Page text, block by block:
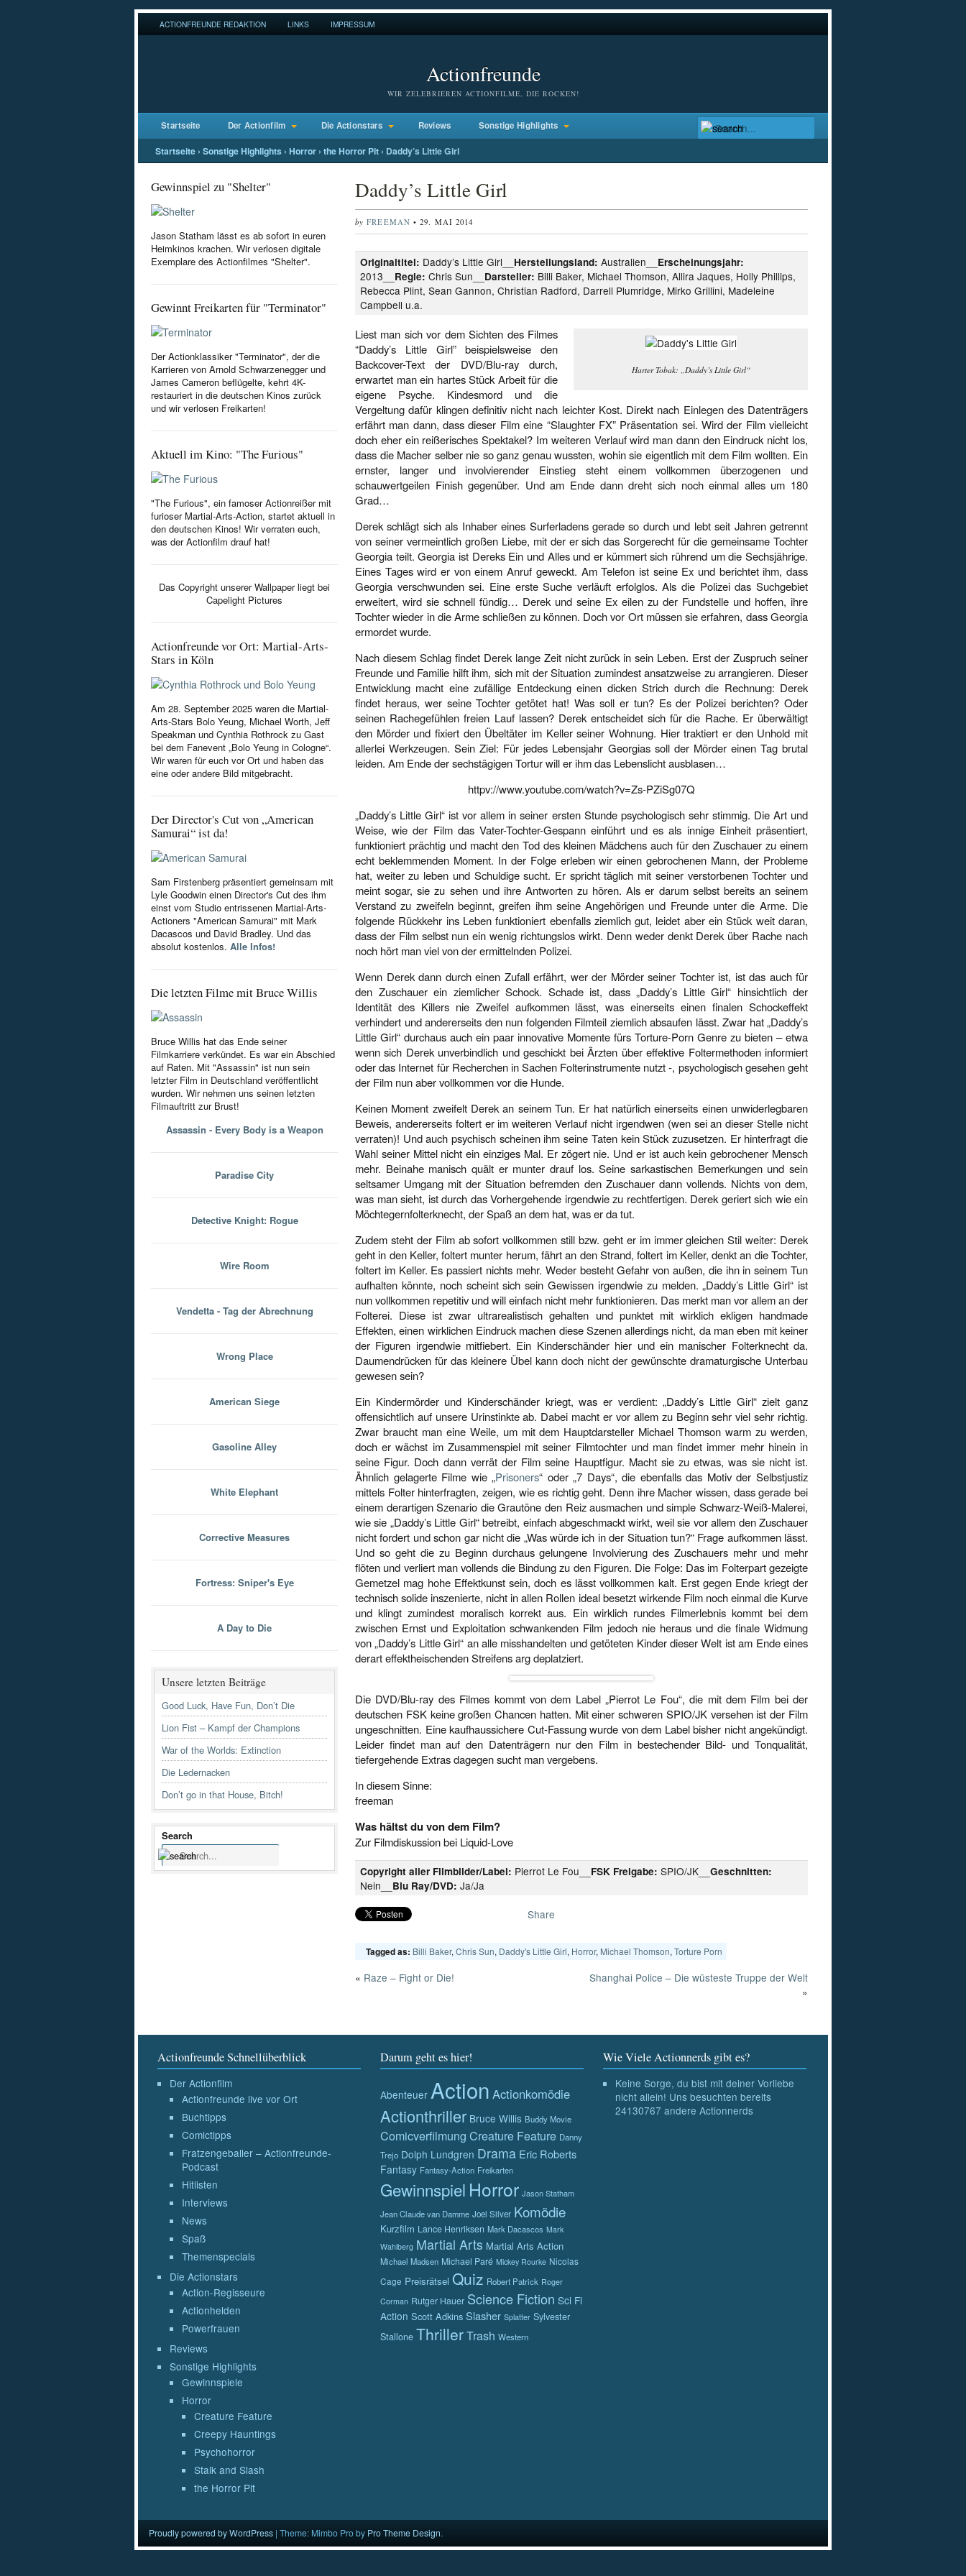
ACTIONFREUNDE REDAKTION LINKS IMPRESSUM
Actionfreunde
WIR ZELEBRIEREN ACTIONFILME, DIE ROCKEN!
Startseite Der Actionfilm Die Actionstars Reviews Sonstige Highlights
Startseite › Sonstige Highlights › Horror › the Horror Pit › Daddy’s Little Girl
Gewinnspiel zu "Shelter"
Jason Statham lässt es ab sofort in euren
Heimkinos krachen. Wir verlosen digitale
Exemplare des Actionfilmes "Shelter".
Gewinnt Freikarten für "Terminator"
Der Actionklassiker "Terminator", der die
Karrieren von Arnold Schwarzenegger und
James Cameron beflügelte, kehrt 4K-
restauriert in die deutschen Kinos zurück
und wir verlosen Freikarten!
Aktuell im Kino: "The Furious"
"The Furious", ein famoser Actionreißer mit
furioser Martial-Arts-Action, startet aktuell in
den deutschen Kinos! Wir verraten euch,
was der Actionfilm drauf hat!
Das Copyright unserer Wallpaper liegt bei
Capelight Pictures
Actionfreunde vor Ort: Martial-Arts-
Stars in Köln
Am 28. September 2025 waren die Martial-
Arts-Stars Bolo Yeung, Michael Worth, Jeff
Speakman und Cynthia Rothrock zu Gast
bei dem Fanevent „Bolo Yeung in Cologne“.
Wir waren für euch vor Ort und haben das
eine oder andere Bild mitgebracht.
Der Director's Cut von „American
Samurai“ ist da!
Sam Firstenberg präsentiert gemeinsam mit
Lyle Goodwin einen Director's Cut des ihm
einst vom Studio entrissenen Martial-Arts-
Actioners "American Samurai" mit Mark
Dacascos und David Bradley. Und das
absolut kostenlos. Alle Infos!
Die letzten Filme mit Bruce Willis
Bruce Willis hat das Ende seiner
Filmkarriere verkündet. Es war ein Abschied
auf Raten. Mit "Assassin" ist nun sein
letzter Film in Deutschland veröffentlicht
wurden. Wir nehmen uns seinen letzten
Filmauftritt zur Brust!
Assassin - Every Body is a Weapon
Paradise City
Detective Knight: Rogue
Wire Room
Vendetta - Tag der Abrechnung
Wrong Place
American Siege
Gasoline Alley
White Elephant
Corrective Measures
Fortress: Sniper's Eye
A Day to Die
Unsere letzten Beiträge
Good Luck, Have Fun, Don’t Die
Lion Fist – Kampf der Champions
War of the Worlds: Extinction
Die Ledernacken
Don’t go in that House, Bitch!
Search
Daddy’s Little Girl
by FREEMAN • 29. MAI 2014
Originaltitel: Daddy’s Little Girl__ Herstellungsland: Australien__ Erscheinungsjahr:
2013__ Regie: Chris Sun__ Darsteller: Billi Baker, Michael Thomson, Allira Jaques, Holly Phillips,
Rebecca Plint, Sean Gannon, Christian Radford, Darrell Plumridge, Mirko Grillini, Madeleine
Campbell u.a.
Harter Tobak: „Daddy’s Little Girl“
Liest man sich vor dem Sichten des Filmes
“Daddy’s Little Girl” beispielsweise den
Backcover-Text der DVD/Blu-ray durch,
erwartet man ein hartes Stück Arbeit für die
eigene Psyche. Kindesmord und die
Vergeltung dafür klingen definitiv nicht nach leichter Kost. Direkt nach Einlegen des Datenträgers
erfährt man dann, dass dieser Film eine “Slaughter FX” Präsentation sei. Wird der Film vielleicht
doch eher ein reißerisches Spektakel? Im weiteren Verlauf wird man dann den Eindruck nicht los,
dass die Macher selber nie so ganz genau wussten, wohin sie eigentlich mit dem Film wollten. Ein
ernster, langer und involvierender Einstieg steht einem vollkommen überzogenen und
schauwertgeilen Finish gegenüber. Und am Ende dann dreht sich noch einmal alles um 180
Grad…
Derek schlägt sich als Inhaber eines Surferladens gerade so durch und lebt seit Jahren getrennt
von seiner vermeintlich großen Liebe, mit der er sich das Sorgerecht für die gemeinsame Tochter
Georgia teilt. Georgia ist Dereks Ein und Alles und er kümmert sich rührend um die Sechsjährige.
Eines Tages wird er von einem Anruf geweckt. Am Telefon ist seine Ex und berichtet ihm, dass
Georgia verschwunden sei. Eine erste Suche verläuft erfolglos. Als die Polizei das Suchgebiet
erweitert, wird sie schnell fündig… Derek und seine Ex eilen zu der Fundstelle und hoffen, ihre
Tochter wieder in die Arme schließen zu können. Doch vor Ort müssen sie erfahren, dass Georgia
ermordet wurde.
Nach diesem Schlag findet Derek lange Zeit nicht zurück in sein Leben. Erst der Zuspruch seiner
Freunde und Familie hilft ihm, sich mit der Situation zumindest ansatzweise zu arrangieren. Dieser
Entwicklung macht eine zufällige Entdeckung einen dicken Strich durch die Rechnung: Derek
findet heraus, wer seine Tochter getötet hat! Was soll er tun? Es der Polizei berichten? Oder
seinen Rachegefühlen freien Lauf lassen? Derek entscheidet sich für die Rache. Er überwältigt
den Mörder und fixiert den Übeltäter im Keller seiner Wohnung. Hier traktiert er den Unhold mit
allerlei Werkzeugen. Sein Ziel: Für jedes Lebensjahr Georgias soll der Mörder einen Tag brutal
leiden. Am Ende der sechstägigen Tortur will er ihm das Lebenslicht ausblasen…
httpv://www.youtube.com/watch?v=Zs-PZiSg07Q
„Daddy’s Little Girl“ ist vor allem in seiner ersten Stunde psychologisch sehr stimmig. Die Art und
Weise, wie der Film das Vater-Tochter-Gespann einführt und es als innige Einheit präsentiert,
funktioniert prächtig und macht den Tod des kleinen Mädchens auch für den Zuschauer zu einem
echt beklemmenden Moment. In der Folge erleben wir einen gebrochenen Mann, der Probleme
hat, weiter zu leben und Schuldige sucht. Er spricht täglich mit seiner verstorbenen Tochter und
meint sogar, sie zu sehen und ihre Antworten zu hören. Als er darum selbst bereits an seinem
Verstand zu zweifeln beginnt, greifen ihm seine Angehörigen und Freunde unter die Arme. Die
folgende Rückkehr ins Leben funktioniert ebenfalls ziemlich gut, leidet aber ein Stück weit daran,
dass der Film selbst nun ein wenig richtungslos wirkt. Denn weder denkt Derek über Rache nach
noch hört man viel von der ermittelnden Polizei.
Wenn Derek dann durch einen Zufall erfährt, wer der Mörder seiner Tochter ist, ist das auch für
den Zuschauer ein ziemlicher Schock. Schade ist, dass „Daddy’s Little Girl“ hinsichtlich der
Identität des Killers nie Zweifel aufkommen lässt, was einerseits einen finalen Schockeffekt
verhindert und andererseits den nun folgenden Filmteil ziemlich absaufen lässt. Zwar hat „Daddy’s
Little Girl“ durchaus auch ein paar innovative Momente fürs Torture-Porn Genre zu bieten – etwa
wenn sich Derek unverbindlich und geschickt bei Ärzten über effektive Foltermethoden informiert
oder das Internet für Recherchen in Sachen Folterinstrumente nutzt -, psychologisch gesehen geht
der Film nun aber vollkommen vor die Hunde.
Keinen Moment zweifelt Derek an seinem Tun. Er hat natürlich einerseits einen unwiderlegbaren
Beweis, andererseits foltert er im weiteren Verlauf nicht irgendwen (wen sei an dieser Stelle nicht
verraten)! Und auch psychisch scheinen ihm seine Taten kein Stück zuzusetzen. Er hinterfragt die
Wahl seiner Mittel nicht ein einziges Mal. Er zögert nie. Und er ist auch kein gebrochener Mensch
mehr. Beinahe manisch quält er munter drauf los. Seine sarkastischen Bemerkungen und sein
seltsamer Umgang mit der Situation befremden den Zuschauer dann vollends. Nichts von dem,
was man sieht, ist durch das Vorhergehende irgendwie zu rechtfertigen. Derek geriert sich wie ein
Möchtegernfolterknecht, der Spaß an dem hat, was er da tut.
Zudem steht der Film ab sofort vollkommen still bzw. geht er im immer gleichen Stil weiter: Derek
geht in den Keller, foltert munter herum, fährt an den Strand, foltert im Keller, denkt an die Tochter,
foltert im Keller. Es passiert nichts mehr. Weder besteht Gefahr von außen, die ihn in seinem Tun
aufhalten könnte, noch scheint sich sein Gewissen irgendwie zu melden. „Daddy’s Little Girl“ ist
nun vollkommen repetitiv und will einfach nicht mehr funktionieren. Das merkt man vor allem an der
Folterei. Diese ist zwar ultrarealistisch gehalten und punktet mit wirklich ekligen handmade
Effekten, einen wirklichen Eindruck machen diese Szenen allerdings nicht, da man eben mit keiner
der Figuren irgendwie mitfiebert. Ein Kinderschänder hier und ein manischer Folterknecht da.
Daumendrücken für das kleinere Übel kann doch nicht der gewünschte dramaturgische Unterbau
gewesen sein?
Ein Kindermörder und Kinderschänder kriegt, was er verdient: „Daddy’s Little Girl“ zielt ganz
offensichtlich auf unsere Urinstinkte ab. Dabei macht er vor allem zu Beginn sehr viel sehr richtig.
Zwar braucht man eine Weile, um mit dem Hauptdarsteller Michael Thomson warm zu werden,
doch er wächst im Zusammenspiel mit seiner Filmtochter und man findet immer mehr hinein in
seine Figur. Doch dann verrät der Film seine Hauptfigur. Macht sie zu etwas, was sie nicht ist.
Ähnlich gelagerte Filme wie „Prisoners“ oder „7 Days“, die ebenfalls das Motiv der Selbstjustiz
mittels Folter hinterfragten, zeigen, wie es richtig geht. Denn ihre Macher wissen, dass gerade bei
einem derartigen Szenario die Grautöne den Reiz ausmachen und simple Schwarz-Weiß-Malerei,
wie sie „Daddy’s Little Girl“ betreibt, einfach abgeschmackt wirkt, weil sie vor allem den Zuschauer
nicht fordert und schon gar nicht die „Was würde ich in der Situation tun?“ Frage aufkommen lässt.
Und so geht die zu Beginn durchaus gelungene Involvierung des Zuschauers mehr und mehr
flöten und verliert man vollends die Bindung zu den Figuren. Die Folge: Das im Folterpart gezeigte
Gemetzel mag hohe Effektkunst sein, doch es lässt vollkommen kalt. Erst gegen Ende kriegt der
technisch solide inszenierte, nicht in allen Rollen ideal besetzt wirkende Film noch einmal die Kurve
und klingt zumindest moralisch korrekt aus. Ein wirklich rundes Filmerlebnis kommt bei dem
zwischen Ernst und Exploitation schwankenden Film jedoch nie heraus und die finale Widmung
von „Daddy’s Little Girl“ an alle misshandelten und getöteten Kinder dieser Welt ist am Ende eines
derart effektheischenden Streifens arg deplatziert.
Die DVD/Blu-ray des Filmes kommt von dem Label „Pierrot Le Fou“, die mit dem Film bei der
deutschen FSK keine großen Chancen hatten. Mit einer schweren SPIO/JK versehen ist der Film
ungeschnitten. Eine kaufhaussichere Cut-Fassung wurde von dem Label bisher nicht angekündigt.
Leider findet man auf den Datenträgern nur den Film in bestechender Bild- und Tonqualität,
tiefergehende Extras dagegen sucht man vergebens.
In diesem Sinne:
freeman
Was hältst du von dem Film?
Zur Filmdiskussion bei Liquid-Love
Copyright aller Filmbilder/Label: Pierrot Le Fou__ FSK Freigabe: SPIO/JK__ Geschnitten:
Nein__ Blu Ray/DVD: Ja/Ja
Share
Tagged as: Billi Baker, Chris Sun, Daddy's Little Girl, Horror, Michael Thomson, Torture Porn
« Raze – Fight or Die!
Shanghai Police – Die wüsteste Truppe der Welt
»
Actionfreunde Schnellüberblick
Der Actionfilm
Actionfreunde live vor Ort
Buchtipps
Comictipps
Fratzengeballer – Actionfreunde-
Podcast
Hitlisten
Interviews
News
Spaß
Themenspecials
Die Actionstars
Action-Regisseure
Actionhelden
Powerfrauen
Reviews
Sonstige Highlights
Gewinnspiele
Horror
Creature Feature
Creepy Hauntings
Psychohorror
Stalk and Slash
the Horror Pit
Darum geht es hier!
Abenteuer Action Actionkomödie
Actionthriller Bruce Willis Buddy Movie
Comicverfilmung Creature Feature Danny
Trejo Dolph Lundgren Drama Eric Roberts
Fantasy Fantasy-Action Freikarten
Gewinnspiel Horror Jason Statham
Jean Claude van Damme Joel Silver Komödie
Kurzfilm Lance Henriksen Mark Dacascos Mark
Wahlberg Martial Arts Martial Arts Action
Michael Madsen Michael Paré Mickey Rourke Nicolas
Cage Preisrätsel Quiz Robert Patrick Roger
Corman Rutger Hauer Science Fiction Sci Fi
Action Scott Adkins Slasher Splatter Sylvester
Stallone ThrillerTrash Western
Wie Viele Actionnerds gibt es?
Keine Sorge, du bist mit deiner Vorliebe
nicht allein! Uns besuchten bereits
24130767 andere Actionnerds
Proudly powered by WordPress | Theme: Mimbo Pro by Pro Theme Design.